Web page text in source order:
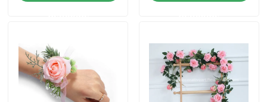
Herbe artificielle décorative
Gazon artificiel d'herbe